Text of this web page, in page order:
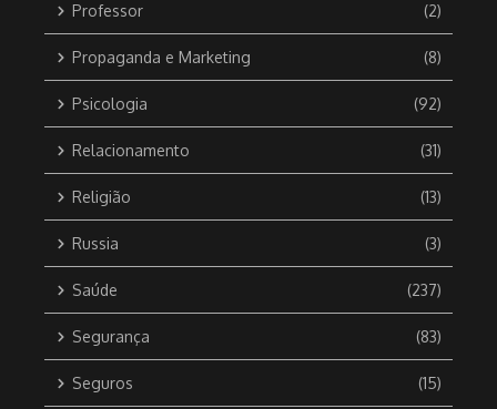
Professor (2)
Propaganda e Marketing (8)
Psicologia (92)
Relacionamento (31)
Religião (13)
Russia (3)
Saúde (237)
Segurança (83)
Seguros (15)